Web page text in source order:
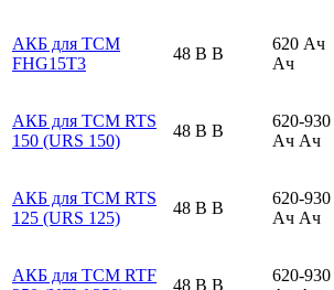
АКБ для TCM
FHG15T3
48 В В
620 Ач
Ач
АКБ для TCM RTS
150 (URS 150)
48 В В
620-930
Ач Ач
АКБ для TCM RTS
125 (URS 125)
48 В В
620-930
Ач Ач
АКБ для TCM RTF
48 В В
620-930